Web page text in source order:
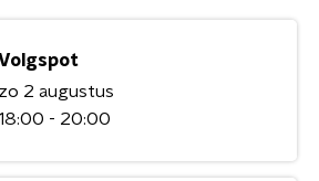
zo 2 augustus
- 20:00